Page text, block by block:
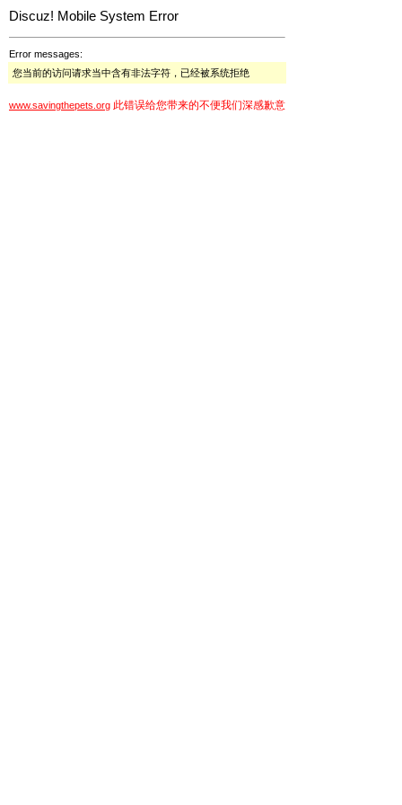
Discuz! Mobile System Error
Error messages:
您当前的访问请求当中含有非法字符，已经被系统拒绝
www.savingthepets.org 此错误给您带来的不便我们深感歉意